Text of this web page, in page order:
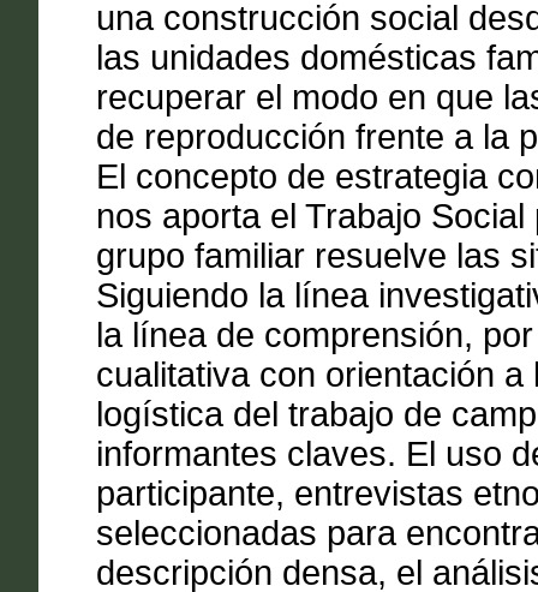
una construcción social
las unidades domésticas
recuperar el modo en que
de reproducción frente a la
El concepto de estrategia
nos aporta el Trabajo
grupo familiar resuelve las
Siguiendo la línea
la línea de comprensión,
cualitativa con orientación
logística del trabajo de
informantes claves. El uso
participante, entrevistas
seleccionadas para
descripción densa, el